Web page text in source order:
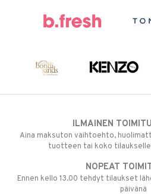
ILMAINEN
Aina maksuton vaihtoehto,
tuotteen tai koko
NOPEAT
Ennen kello 13.00 tehdyt tilaukset
päivänä